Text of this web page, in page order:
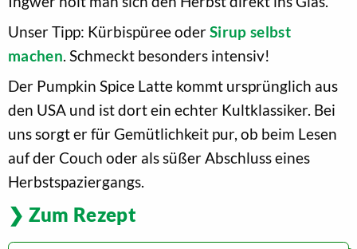
Unser Tipp: Kürbispüree oderSirup selbst
machen. Schmeckt besonders intensiv!
Der Pumpkin Spice Latte kommt ursprünglich aus
den USA und ist dort ein echter Kultklassiker. Bei
uns sorgt er für Gemütlichkeit pur, ob beim Lesen
auf der Couch oder als süßer Abschluss eines
Herbstspaziergangs.
Zum Rezept